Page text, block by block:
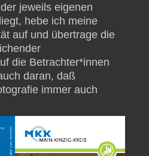
jeweils eigenen
hebe ich meine
auf und übertrage die
die Betrachter*innen
daran, daß
immer auch